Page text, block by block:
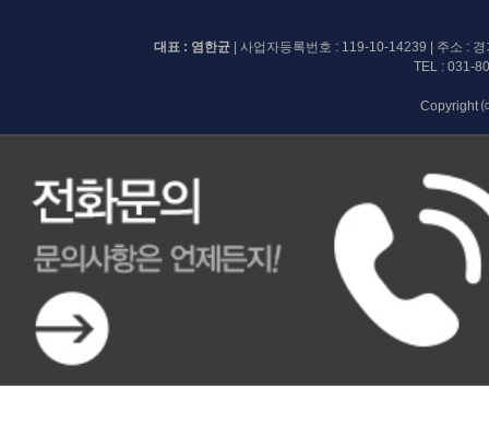
대표 : 염한균 | 사업자등록번호 : 119-10-14239 | 주소 :
TEL :031-
Copyright